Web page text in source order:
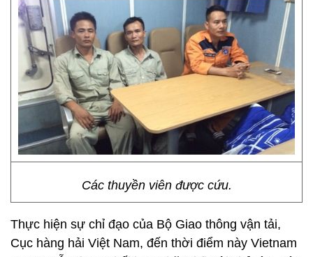
Các thuyền viên được cứu.
Thực hiện sự chỉ đạo của Bộ Giao thông vận tải,
Cục hàng hải Việt Nam, đến thời điểm này Vietnam